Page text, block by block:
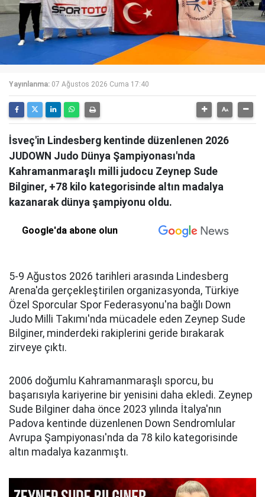
Yayınlanma: 07 Ağustos 2026 Cuma 17:40
İsveç'in Lindesberg kentinde düzenlenen 2026
JUDOWN Judo Dünya Şampiyonası'nda
Kahramanmaraşlı milli judocu Zeynep Sude
Bilginer, +78 kilo kategorisinde altın madalya
kazanarak dünya şampiyonu oldu.
Google'da abone olun
5-9 Ağustos 2026 tarihleri arasında Lindesberg
Arena'da gerçekleştirilen organizasyonda, Türkiye
Özel Sporcular Spor Federasyonu'na bağlı Down
Judo Milli Takımı'nda mücadele eden Zeynep Sude
Bilginer, minderdeki rakiplerini geride bırakarak
zirveye çıktı.
2006 doğumlu Kahramanmaraşlı sporcu, bu
başarısıyla kariyerine bir yenisini daha ekledi. Zeynep
Sude Bilginer daha önce 2023 yılında İtalya'nın
Padova kentinde düzenlenen Down Sendromlular
Avrupa Şampiyonası'nda da 78 kilo kategorisinde
altın madalya kazanmıştı.